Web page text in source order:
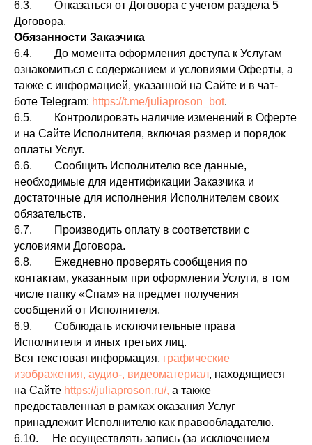
6.3. Отказаться от Договора с учетом раздела 5
Договора.
Обязанности Заказчика
6.4. До момента оформления доступа к Услугам
ознакомиться с содержанием и условиями Оферты, а
также с информацией, указанной на Сайте и в чат-
боте Telegram: https://t.me/juliaproson_bot.
6.5. Контролировать наличие изменений в Оферте
и на Сайте Исполнителя, включая размер и порядок
оплаты Услуг.
6.6. Сообщить Исполнителю все данные,
необходимые для идентификации Заказчика и
достаточные для исполнения Исполнителем своих
обязательств.
6.7. Производить оплату в соответствии с
условиями Договора.
6.8. Ежедневно проверять сообщения по
контактам, указанным при оформлении Услуги, в том
числе папку «Спам» на предмет получения
сообщений от Исполнителя.
6.9. Соблюдать исключительные права
Исполнителя и иных третьих лиц.
Вся текстовая информация, графические
изображения, аудио-, видеоматериал, находящиеся
на Сайте https://juliaproson.ru/, а также
предоставленная в рамках оказания Услуг
принадлежит Исполнителю как правообладателю.
6.10. Не осуществлять запись (за исключением